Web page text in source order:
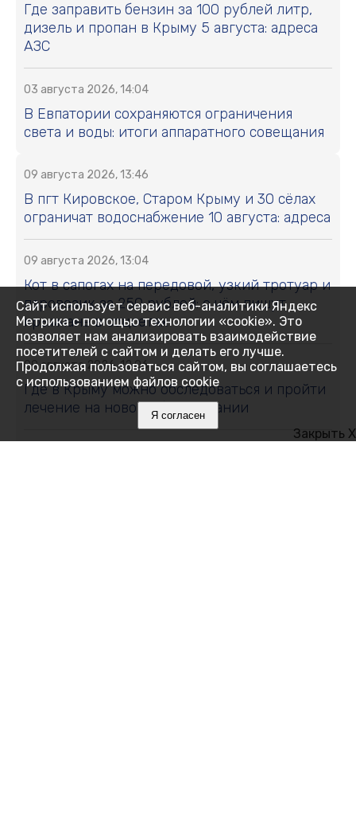
Где заправить бензин за 100 рублей литр,
дизель и пропан в Крыму 5 августа: адреса
АЗС
03 августа 2026, 14:04
В Евпатории сохраняются ограничения
света и воды: итоги аппаратного совещания
09 августа 2026, 13:46
В пгт Кировское, Старом Крыму и 30 сёлах
ограничат водоснабжение 10 августа: адреса
09 августа 2026, 13:04
Кот в сапогах на передовой, узкий тротуар и
паровозик за 250 рублей: о чём пишут
крымчане в соцсетях
09 августа 2026, 12:06
Где в Крыму можно обследоваться и пройти
лечение на новом оборудовании
Закрыть X
Сайт использует сервис веб-аналитики Яндекс
Метрика с помощью технологии «cookie». Это
позволяет нам анализировать взаимодействие
посетителей с сайтом и делать его лучше.
Продолжая пользоваться сайтом, вы соглашаетесь
с использованием файлов cookie
Я согласен